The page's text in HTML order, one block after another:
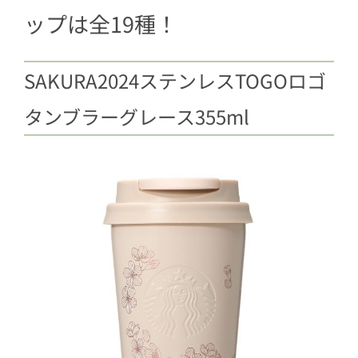
2.11SAKURA2024マググレース355ml
2.12SAKURA2024シェルハンドル 耐熱
グラスマグ355ml
2.13 SAKURA2024ビバレッジカードベ
ージュ
カップギフトナチュラル
SAKURA2024ビバレッジカード付
リユーザブルカップギフト 355ml
ステンレスボトルSTANLEYピンク
280ml
3WAYステンレスタンブラーSTAN
LEYベージュ473ml
ップは全19種！
SAKURA2024ステンレスTOGOロゴ
タンブラーグレース355ml